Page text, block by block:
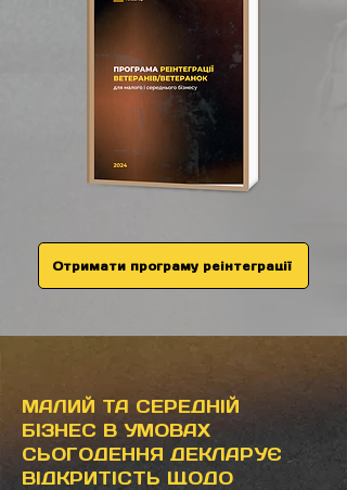
Отримати програму реінтеграції
МАЛИЙ ТА СЕРЕДНІЙ
БІЗНЕС В УМОВАХ
СЬОГОДЕННЯ ДЕКЛАРУЄ
ВІДКРИТІСТЬ ЩОДО